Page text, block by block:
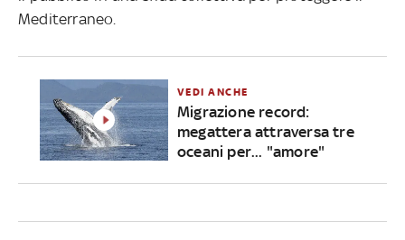
Mediterraneo.
VEDI ANCHE
Migrazione record:
megattera attraversa tre
oceani per... "amore"